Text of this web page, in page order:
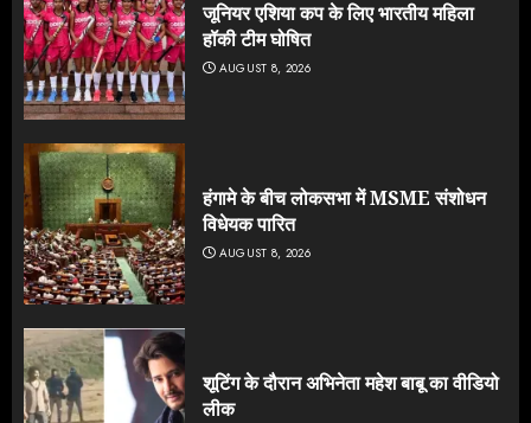
जूनियर एशिया कप के लिए भारतीय महिला
हॉकी टीम घोषित
AUGUST 8, 2026
हंगामे के बीच लोकसभा में MSME संशोधन
विधेयक पारित
AUGUST 8, 2026
शूटिंग के दौरान अभिनेता महेश बाबू का वीडियो
लीक